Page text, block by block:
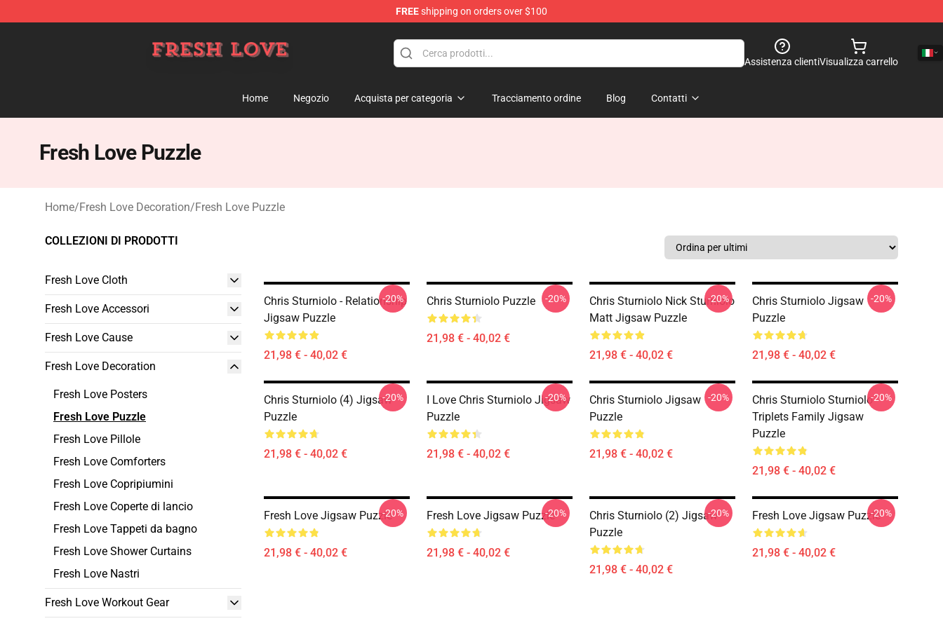
FREEshipping on orders over $100
Assistenza clientiVisualizza carrello
Home Negozio Acquista per categoria Tracciamento ordine Blog Contatti
Fresh Love Puzzle
Home/Fresh Love Decoration/Fresh Love Puzzle
COLLEZIONI DI PRODOTTI
Fresh Love Cloth
Fresh Love Accessori
Fresh Love Cause
Fresh Love Decoration
Fresh Love Posters
Fresh Love Puzzle
Fresh Love Pillole
Fresh Love Comforters
Fresh Love Copripiumini
Fresh Love Coperte di lancio
Fresh Love Tappeti da bagno
Fresh Love Shower Curtains
Fresh Love Nastri
Fresh Love Workout Gear
Chris Sturniolo - Relationship
Jigsaw Puzzle
21,98 € - 40,02 €
-20% Chris Sturniolo Puzzle
21,98 € - 40,02 €
-20%
Chris Sturniolo Nick Sturniolo
Matt Jigsaw Puzzle
21,98 € - 40,02 €
-20%
Chris Sturniolo Jigsaw
Puzzle
21,98 € - 40,02 €
-20%
Chris Sturniolo (4) Jigsaw
Puzzle
21,98 € - 40,02 €
-20%
I Love Chris Sturniolo Jigsaw
Puzzle
21,98 € - 40,02 €
-20%
Chris Sturniolo Jigsaw
Puzzle
21,98 € - 40,02 €
-20%
Chris Sturniolo Sturniolo
Triplets Family Jigsaw
Puzzle
21,98 € - 40,02 €
-20%
Fresh Love Jigsaw Puzzle
21,98 € - 40,02 €
-20% Fresh Love Jigsaw Puzzle
21,98 € - 40,02 €
-20%
Chris Sturniolo (2) Jigsaw
Puzzle
21,98 € - 40,02 €
-20% Fresh Love Jigsaw Puzzle
21,98 € - 40,02 €
-20%